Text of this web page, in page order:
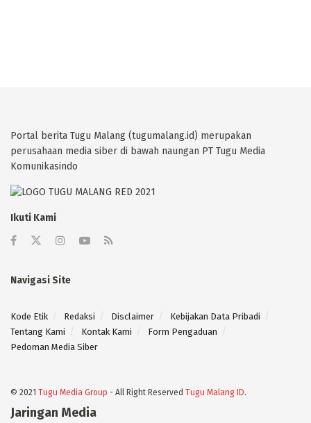
Portal berita Tugu Malang (tugumalang.id) merupakan
perusahaan media siber di bawah naungan PT Tugu Media
Komunikasindo
Ikuti Kami
Navigasi Site
Kode Etik Redaksi Disclaimer
Kebijakan Data Pribadi
Tentang Kami
Kontak Kami
Form Pengaduan
Pedoman Media Siber
© 2021 Tugu Media Group - All Right Reserved Tugu Malang ID.
Jaringan Media